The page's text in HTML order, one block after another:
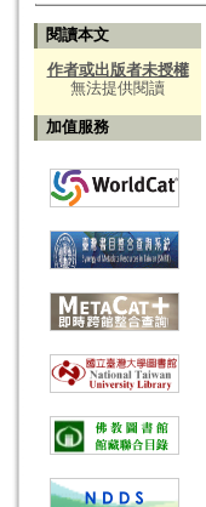
閱讀本文
作者或出版者未授權
無法提供閱讀
加值服務